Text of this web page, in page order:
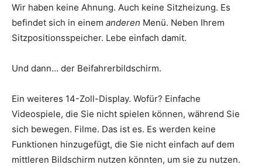
Wir haben keine Ahnung. Auch keine Sitzheizung. Es
befindet sich in einem anderen Menü. Neben Ihrem
Sitzpositionsspeicher. Lebe einfach damit.
Und dann… der Beifahrerbildschirm.
Ein weiteres 14-Zoll-Display. Wofür? Einfache
Videospiele, die Sie nicht spielen können, während Sie
sich bewegen. Filme. Das ist es. Es werden keine
Funktionen hinzugefügt, die Sie nicht einfach auf dem
mittleren Bildschirm nutzen könnten, um sie zu nutzen.